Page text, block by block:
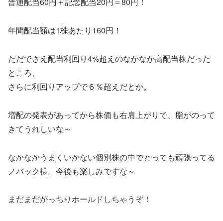
年間配当額は1株あたり160円！
ただでさえ配当利回り4%超えのなかなか高配当株だった
ところ、
さらに利回りアップで６％超えだとか。
増配の発表があってから株価も右肩上がりで、脂がのって
きてうれしいな～
なかなかうまくいかない個別株の中でとっても頑張ってる
ノバック様。今後も楽しみですな～
まだまだがっちりホールドしちゃうぞ！